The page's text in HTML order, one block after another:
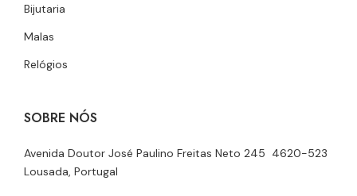
Bijutaria
Malas
Relógios
SOBRE NÓS
Avenida Doutor José Paulino Freitas Neto 245 4620-523
Lousada, Portugal